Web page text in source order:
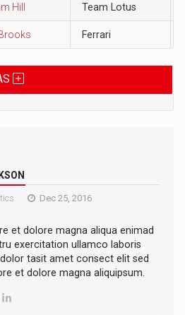
Hill Team Lotus
Ferrari
Dec 25, 2016
et dolore magna aliqua enimad
exercitation ullamco laboris
tasit amet consect elit sed
et dolore magna aliquipsum.